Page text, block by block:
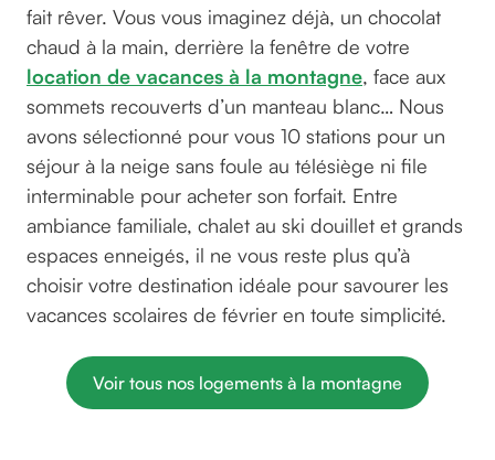
fait rêver. Vous vous imaginez déjà, un chocolat
chaud à la main, derrière la fenêtre de votre
location de vacances à la montagne, face aux
sommets recouverts d’un manteau blanc… Nous
avons sélectionné pour vous 10 stations pour un
séjour à la neige sans foule au télésiège ni file
interminable pour acheter son forfait. Entre
ambiance familiale, chalet au ski douillet et grands
espaces enneigés, il ne vous reste plus qu’à
choisir votre destination idéale pour savourer les
vacances scolaires de février en toute simplicité.
Voir tous nos logements à la montagne